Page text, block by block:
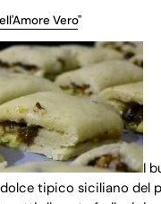
Vero"
I
tipico siciliano del